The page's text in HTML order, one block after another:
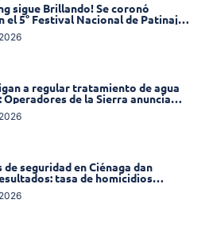
sigue Brillando! Se coronó
el 5° Festival Nacional de Patinaje
Ruedas»
a regular tratamiento de agua
Operadores de la Sierra anuncia
en varios sectores
seguridad en Ciénaga dan
tasa de homicidios
58% en 2026